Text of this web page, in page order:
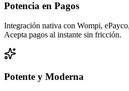
Potencia en Pagos
Integración nativa con Wompi,
Acepta pagos al instante sin fricción.
Potente y Moderna